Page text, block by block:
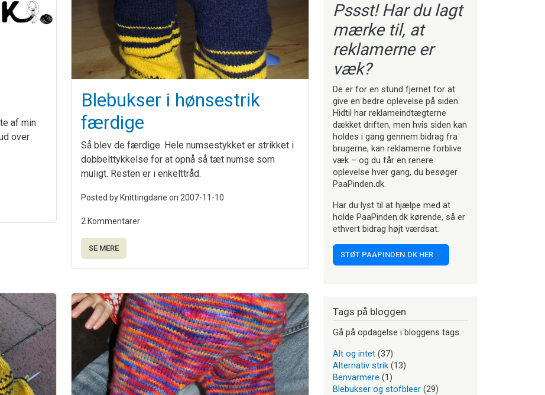
af min
over
Blebukser i hønsestrik
færdige
Så blev de færdige. Hele numsestykket er strikket i
dobbelttykkelse for at opnå så tæt numse som
muligt. Resten er i enkelttråd.
Posted by Knittingdane on 2007-11-10
2 Kommentarer
SE MERE
Pssst! Har du lagt
mærke til, at
reklamerne er
væk?
De er for en stund fjernet for at
give en bedre oplevelse på siden.
Hidtil har reklameindtægterne
dækket driften, men hvis siden kan
holdes i gang gennem bidrag fra
brugerne, kan reklamerne forblive
væk – og du får en renere
oplevelse hver gang, du besøger
PaaPinden.dk.
Har du lyst til at hjælpe med at
holde PaaPinden.dk kørende, så er
ethvert bidrag højt værdsat.
STØT PAAPINDEN.DK HER
Tags på bloggen
Gå på opdagelse i bloggens tags.
Alt og intet (37)
Alternativ strik (13)
Benvarmere (1)
Blebukser og stofbleer (29)